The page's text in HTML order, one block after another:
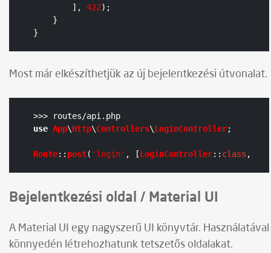
        ],
422);
    }
}
Most már elkészíthetjük az új bejelentkezési útvonalat.
use App\Http\Controllers\LoginController;
Route:: post( 'login' , [LoginController:: class ,
Bejelentkezési oldal / Material UI
A Material UI egy nagyszerű UI könyvtár. Használatával
könnyedén létrehozhatunk tetszetős oldalakat.